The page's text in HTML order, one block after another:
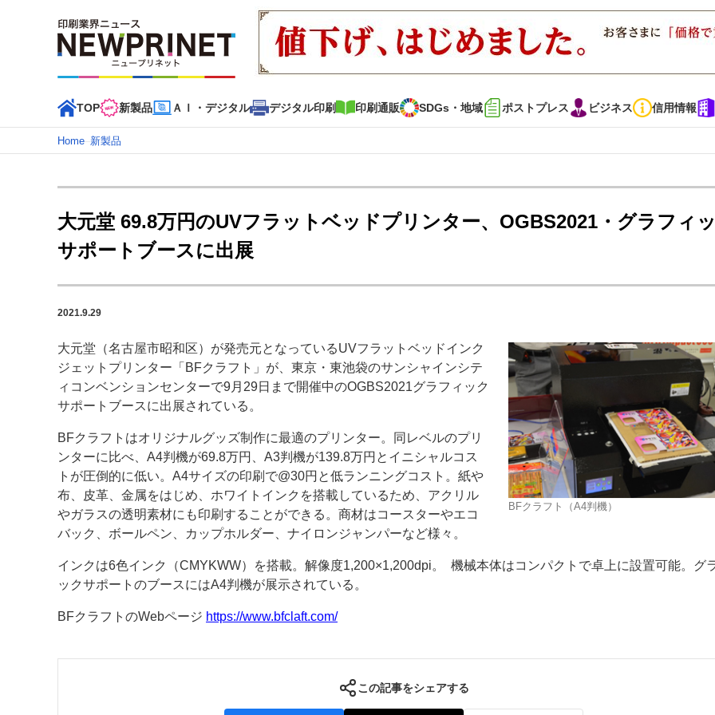
TOP 新製品 ＡＩ・デジタル デジタル印刷 印刷通販 SDGs・地域 ポストプレス ビジネス 信用情報
インデックス
TOP 新着記事 特集記事 動画コンテンツ インタビュー コレクション
カテゴリー一覧
新商品 新製品 ＡＩ・デジタル
特集記事カテゴリー一覧
特集・デジタル印刷 ～ 新成長軌道を描く
案内
運営
会社案内 購読・購入申し込み サイトポリシー お問い合わせ
Home–新製品
大元堂 69.8万円のUVフラットベッドプリンター、OGBS2021・グラフィ
サポートブースに出展
2021.9.29
BFクラフト（A4判機）
大元堂（名古屋市昭和区）が発売元となっているUVフラットベッドインク
ジェットプリンター「BFクラフト」が、東京・東池袋のサンシャインシテ
ィコンベンションセンターで9月29日まで開催中のOGBS2021グラフィック
サポートブースに出展されている。
BFクラフトはオリジナルグッズ制作に最適のプリンター。同レベルのプリ
ンターに比べ、A4判機が69.8万円、A3判機が139.8万円とイニシャルコス
トが圧倒的に低い。A4サイズの印刷で@30円と低ランニングコスト。紙や
布、皮革、金属をはじめ、ホワイトインクを搭載しているため、アクリル
やガラスの透明素材にも印刷することができる。商材はコースターやエコ
バック、ボールペン、カップホルダー、ナイロンジャンパーなど様々。
インクは6色インク（CMYKWW）を搭載。解像度1,200×1,200dpi。 機械本体はコンパクトで卓上に設置可能。グ
ックサポートのブースにはA4判機が展示されている。
BFクラフトのWebページ https://www.bfclaft.com/
この記事をシェアする